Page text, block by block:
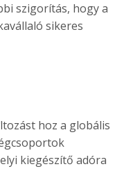
szigorítás, hogy a
sikeres
hoz a globális
kiegészítő adóra